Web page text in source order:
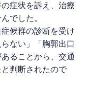
症状を訴え、治療
でした。
候群の診断を受け
ない」「胸郭出口
ることから、交通
判断されたので